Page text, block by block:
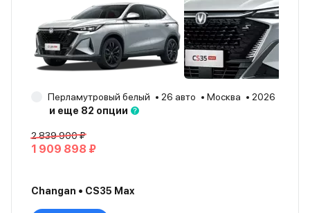
Перламутровый белый 26 авто Москва
2026
и еще 82 опции
2 839 900 ₽
1 909 898 ₽
Changan • CS35 Max